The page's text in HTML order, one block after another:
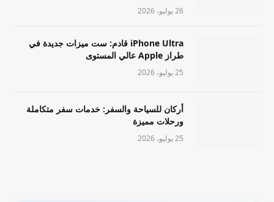
26 يوليو، 2026
iPhone Ultra قادم: ست ميزات جديدة في
طراز Apple عالي المستوى
25 يوليو، 2026
أركان للسياحة والسفر: خدمات سفر متكاملة
ورحلات مميزة
25 يوليو، 2026